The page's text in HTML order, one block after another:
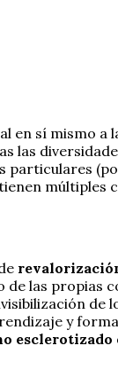
en sí mismo a
las
particulares
múltiples
las propias
de
y